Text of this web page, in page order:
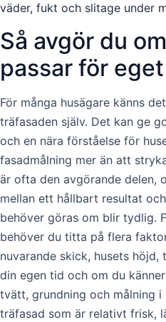
väder, fukt och slitage under
Så avgör du
passar för
För många husägare känns
träfasaden själv. Det kan ge
och en nära förståelse för
fasadmålning mer än att
är ofta den avgörande delen,
mellan ett hållbart resultat
behöver göras om blir tydlig.
behöver du titta på flera
nuvarande skick, husets
din egen tid och om du
tvätt, grundning och målning
träfasad som är relativt frisk,